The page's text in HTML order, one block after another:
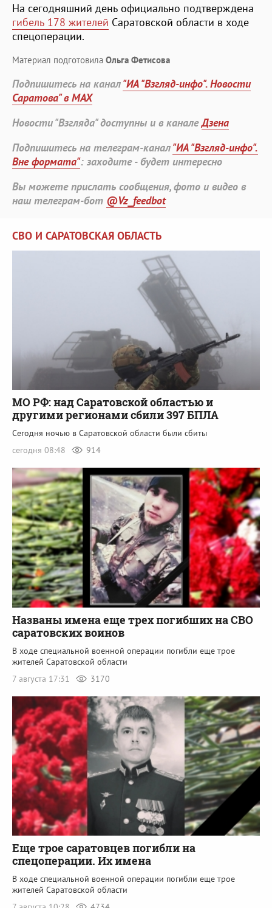
На сегодняшний день официально подтверждена
гибель 178 жителей Саратовской области в ходе
спецоперации.
Материал подготовила Ольга Фетисова
Подпишитесь на канал"ИА "Взгляд-инфо". Новости
Саратова" в MAX
Новости "Взгляда" доступны и в каналеДзена
Подпишитесь на телеграм-канал"ИА "Взгляд-инфо".
Вне формата": заходите - будет интересно
Вы можете прислать сообщения, фото и видео в
наш телеграм-бот @Vz_feedbot
СВО И САРАТОВСКАЯ ОБЛАСТЬ
МО РФ: над Саратовской областью и
другими регионами сбили 397 БПЛА
Сегодня ночью в Саратовской области были сбиты
сегодня 08:48
914
Названы имена еще трех погибших на СВО
саратовских воинов
В ходе специальной военной операции погибли еще трое
жителей Саратовской области
7 августа 17:31
3170
Еще трое саратовцев погибли на
спецоперации. Их имена
В ходе специальной военной операции погибли еще трое
жителей Саратовской области